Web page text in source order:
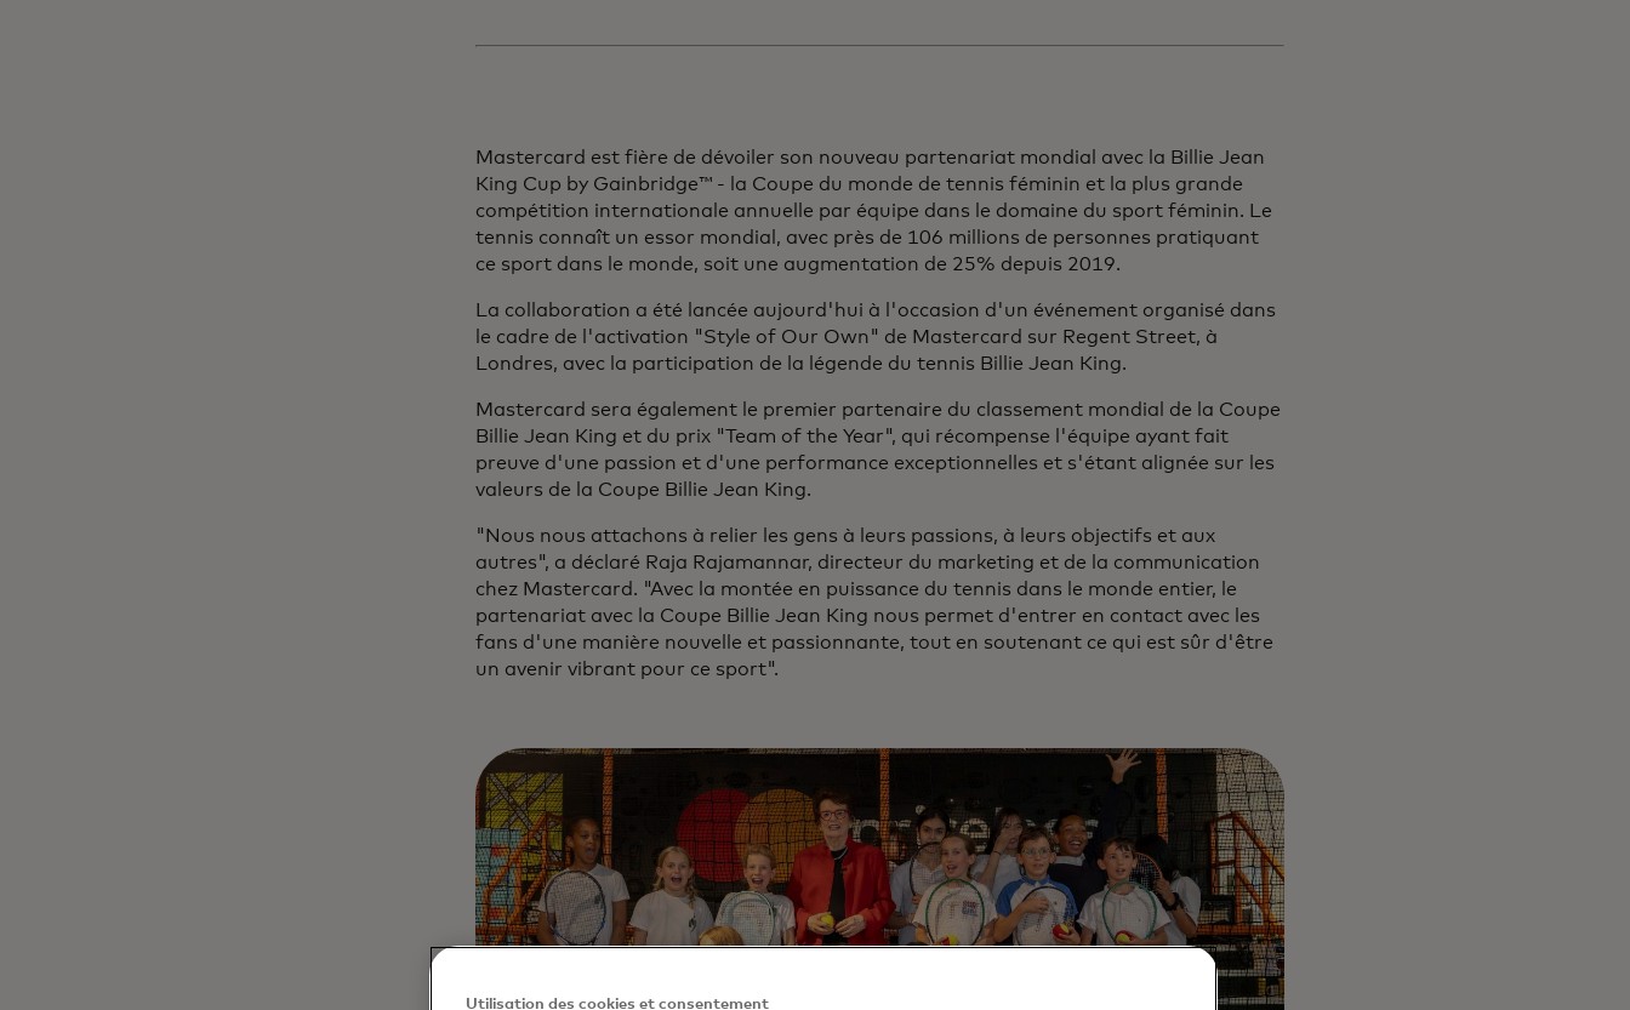
Mastercard est fière de dévoiler son nouveau partenariat mondial avec la Billie Jean
King Cup by Gainbridge™ - la Coupe du monde de tennis féminin et la plus grande
compétition internationale annuelle par équipe dans le domaine du sport féminin. Le
tennis connaît un essor mondial, avec près de 106 millions de personnes pratiquant
ce sport dans le monde, soit une augmentation de 25% depuis 2019.
La collaboration a été lancée aujourd'hui à l'occasion d'un événement organisé dans
le cadre de l'activation "Style of Our Own" de Mastercard sur Regent Street, à
Londres, avec la participation de la légende du tennis Billie Jean King.
Mastercard sera également le premier partenaire du classement mondial de la Coupe
Billie Jean King et du prix "Team of the Year", qui récompense l'équipe ayant fait
preuve d'une passion et d'une performance exceptionnelles et s'étant alignée sur les
valeurs de la Coupe Billie Jean King.
"Nous nous attachons à relier les gens à leurs passions, à leurs objectifs et aux
autres", a déclaré Raja Rajamannar, directeur du marketing et de la communication
chez Mastercard. "Avec la montée en puissance du tennis dans le monde entier, le
partenariat avec la Coupe Billie Jean King nous permet d'entrer en contact avec les
fans d'une manière nouvelle et passionnante, tout en soutenant ce qui est sûr d'être
un avenir vibrant pour ce sport".
Utilisation des cookies et consentement